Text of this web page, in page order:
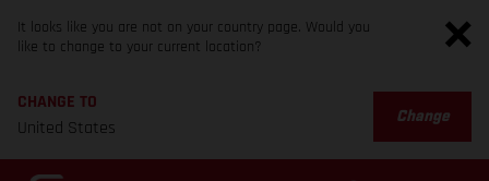
It looks like you are not on your country page. Would you
like to change to your current location?
CHANGE TO
United States
Change